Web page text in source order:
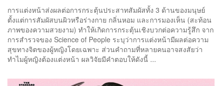
การแต่งหน้าส่งผลต่อการกระตุ้นประสาทสัมผัสทั้ง 3 ด้านของมนุษย์
ตั้งแต่การสัมผัสบนผิวหรือร่างกาย กลิ่นหอม และการมองเห็น (สะท้อน
ภาพของความสวยงาม) ทำให้เกิดการกระตุ้นเชิงบวกต่อความรู้สึก จาก
การสำรวจของ Science of People ระบุว่าการแต่งหน้ามีผลต่อความ
สุขทางจิตของผู้หญิงโดยเฉพาะ ส่วนคำถามที่หลายคนอาจสงสัยว่า
ทำไมผู้หญิงต้องแต่งหน้า ผลวิจัยมีคำตอบให้ดังนี้ ...